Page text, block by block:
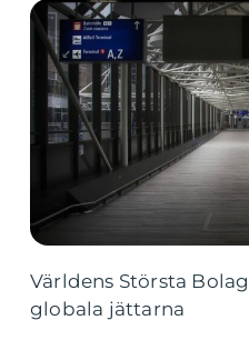
Världens Största
globala jättarna